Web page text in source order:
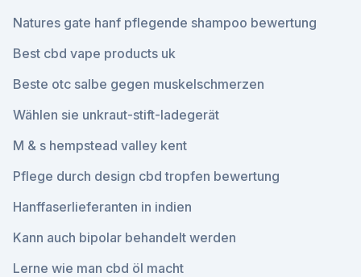
Natures gate hanf pflegende shampoo bewertung
Best cbd vape products uk
Beste otc salbe gegen muskelschmerzen
Wählen sie unkraut-stift-ladegerät
M & s hempstead valley kent
Pflege durch design cbd tropfen bewertung
Hanffaserlieferanten in indien
Kann auch bipolar behandelt werden
Lerne wie man cbd öl macht